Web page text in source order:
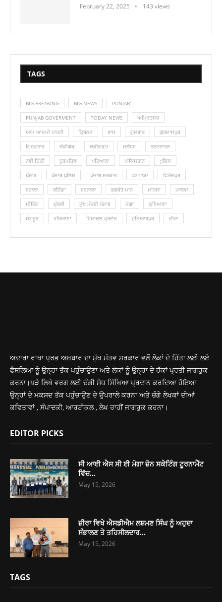
February 22, 2025 143 views
TAGS
BIG BREAKING BIG NEWS PUNJAB'
PUNJAB GOVERMENT TODAY NEWS ਅਮ੍ਰਿਤਸਰ
ਆਮ ਆਦਮੀ ਪਾਰਟੀ ਕ੍ਰਿਕਟ ਖਾਸ ਗੁਜਰਾਤ ਗੁਰਦਾਸਪੁਰ
ਗ੍ਰਿਫ਼ਤਾਰ ਚੰਡੀਗੜ੍ ਚੰਡੀਗੜ੍ਹ ਜਲੰਧਰ ਤਰਨਤਾਰਨ
ਨਵੀਂ ਦਿੱਲੀ ਨੂਰਮਹਿਲ ਪਟਿਆਲਾ ਪਾਕਿਸਤਾਨ ਪੁਲਿਸ
ਪੰਜਾਬ ਪੰਜਾਬ ਪੁਲਿਸ ਪੰਜਾਬ ਸਰਕਾਰ ਫਗਵਾੜਾ ਫਿਰੋਜ਼ਪੁਰ
ਬਟਾਲਾ ਬਠਿੰਡਾ ਬਰਨਾਲਾ ਭਗਵੰਤ ਮਾਨ ਮਾਨਸਾ ਮਾਲਵਾ
ਮੀਟਿੰਗ ਮੁੰਬਈ ਮੁੱਖ ਮੰਤਰੀ ਪੰਜਾਬ ਮੋਗਾ ਲੁ‎ਧਿਆਣਾ
ਸੰਗਰੂਰ ਹਰਿਆਣਾ ਹਿਮਾਚਲ ਪ੍ਰਦੇਸ਼ ਹੁਸ਼ਿਆਰਪੁਰ ਜ਼ੀਰਾ
ਅਦਾਰਾ ਰਾਖਾ ਪ੍ਰਭ ਅਖ਼ਬਾਰ ਦਾ ਮੁੱਖ ਮੰਤਵ ਸਰਕਾਰ ਵਲੋਂ ਲੋਕਾਂ ਦੇ ਹਿੱਤਾ ਲਈ ਲਏ
ਫੈਸਲਿਆ ਨੂੰ ਉਨ੍ਹਾ ਤੱਕ ਪਹੁੰਚਾਉਣਾ ਅਤੇ ਲੋਕਾਂ ਨੂੰ ਉਨ੍ਹਾ ਦੇ ਹੱਕਾਂ ਪ੍ਰਤੀ ਜਾਗਰੁਕ
ਕਰਨਾ।ਪੜੇ ਲਿਖੇ ਵਰਗ ਲਈ ਚੰਗੀ ਸੇਧ ਸਿੱਖਿਆ ਪ੍ਰਦਾਨ ਕਰਦਿਆ ਹੋਇਆ
ਉਨ੍ਹਾਂ ਦੇ ਮਕਸਦ ਤੱਕ ਪਹੁੰਚਾਉਣ ਦੇ ਉਪਰਾਲੇ ਕਰਨਾ ਅਤੇ ਚੰਗੇ ਲੇਖਕਾਂ ਦੀਆਂ
ਕਵਿਤਾਵਾਂ , ਸੰਪਾਦਕੀ, ਆਰਟੀਕਲ , ਲੇਖ ਰਾਹੀਂ ਜਾਗਰੁਕ ਕਰਨਾ।
EDITOR PICKS
ਸੀ ਆਈ ਐਸ ਸੀ ਈ ਮੋਗਾ ਜ਼ੋਨ ਸਕੇਟਿੰਗ ਟੂਰਨਾਮੈਂਟ
ਵਿੱਚ...
May 15, 2026
ਜ਼ੀਰਾ ਵਿਖੇ ਐਸਡੀਐਮ ਲਸ਼ਮਣ ਸਿੰਘ ਨੂੰ ਅਹੁਦਾ
ਸੰਭਾਲਣ ਤੇ ਤਹਿਸੀਲਦਾਰ...
May 15, 2026
TAGS